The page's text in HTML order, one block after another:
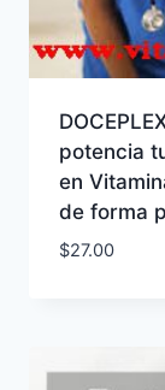
potencia
en
de forma
$27.00